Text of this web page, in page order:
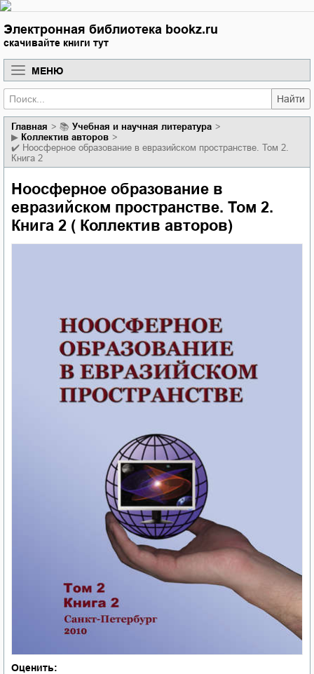
Электронная библиотека bookz.ru
скачивайте книги тут
МЕНЮ
Найти
Главная 📚
учебная и научная литература
▶ Коллектив авторов
✔️ Ноосферное образование в евразийском пространстве. Том 2.
Книга 2
Ноосферное образование в
евразийском пространстве. Том 2.
Книга 2 ( Коллектив авторов)
Оценить: